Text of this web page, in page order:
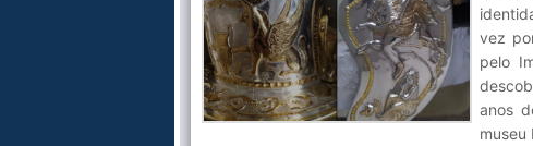
vez
pelo
anos
museu